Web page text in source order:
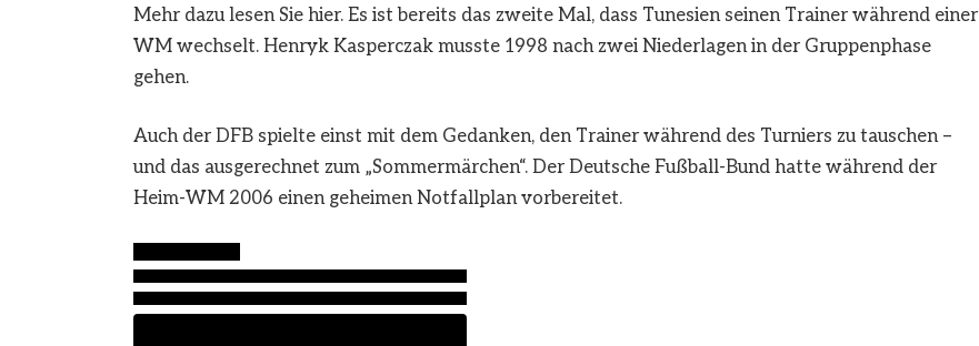
Mehr dazu lesen Sie hier. Es ist bereits das zweite Mal, dass Tunesien seinen Trainer während einer
WM wechselt. Henryk Kasperczak musste 1998 nach zwei Niederlagen in der Gruppenphase
gehen.
Auch der DFB spielte einst mit dem Gedanken, den Trainer während des Turniers zu tauschen –
und das ausgerechnet zum „Sommermärchen“. Der Deutsche Fußball-Bund hatte während der
Heim-WM 2006 einen geheimen Notfallplan vorbereitet.